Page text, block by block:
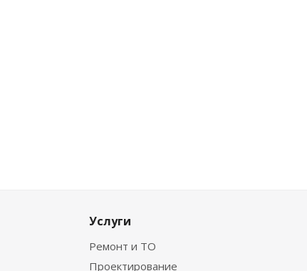
Услуги
Ремонт и ТО
Проектирование